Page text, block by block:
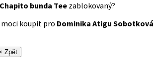
Chapito bunda Tee zablokovaný?
moci koupit pro Dominika Atigu Sobotková
Zpět